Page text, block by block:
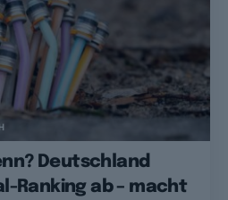
Deutschland
Ranking ab – macht